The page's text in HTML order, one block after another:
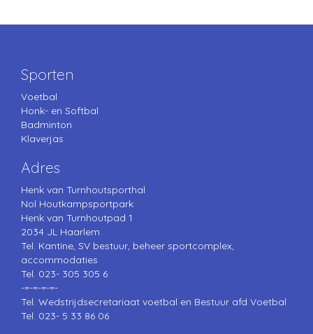
Sporten
Voetbal
Honk- en Softbal
Badminton
Klaverjas
Adres
Henk van Turnhoutsporthal
Nol Houtkampsportpark
Henk van Turnhoutpad 1
2034 JL Haarlem
Tel. Kantine, SV bestuur, beheer sportcomplex,
accommodaties
Tel. 023- 305 305 6
-=-=-=-=-
Tel. Wedstrijdsecretariaat voetbal en Bestuur afd Voetbal
Tel. 023- 5 33 86 06